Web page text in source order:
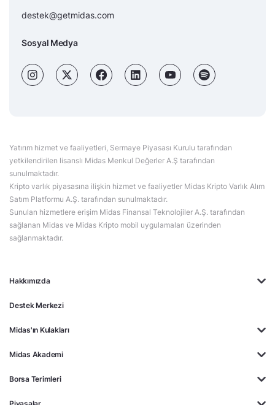
Hakkımızda
Destek Merkezi
Midas'ın Kulakları
Midas Akademi
Borsa Terimleri
destek@getmidas.com
Sosyal Medya
Yatırım hizmet ve faaliyetleri, Sermaye Piyasası Kurulu tarafından
yetkilendirilen lisanslı Midas Menkul Değerler A.Ş tarafından
sunulmaktadır.
Kripto varlık piyasasına ilişkin hizmet ve faaliyetler Midas Kripto Varlık Alım
Satım Platformu A.Ş. tarafından sunulmaktadır.
Sunulan hizmetlere erişim Midas Finansal Teknolojiler A.Ş. tarafından
sağlanan Midas ve Midas Kripto mobil uygulamaları üzerinden
sağlanmaktadır.